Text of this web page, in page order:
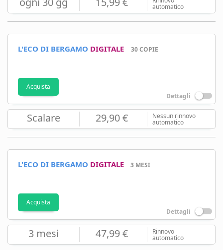
automatico
L'ECO DI BERGAMO DIGITALE 30 COPIE
Acquista
Dettagli
Scalare 29,90 € Nessun rinnovo
automatico
L'ECO DI BERGAMO DIGITALE 3 MESI
Acquista
Dettagli
3 mesi 47,99 € Rinnovo
automatico